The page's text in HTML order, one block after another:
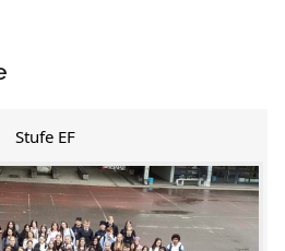
Stufe EF